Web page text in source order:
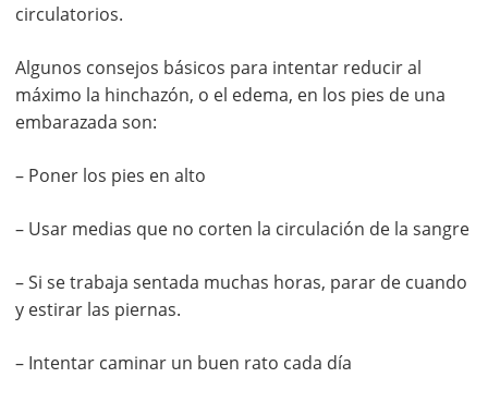
circulatorios.
Algunos consejos básicos para intentar reducir al
máximo la hinchazón, o el edema, en los pies de una
embarazada son:
– Poner los pies en alto
– Usar medias que no corten la circulación de la sangre
– Si se trabaja sentada muchas horas, parar de cuando
y estirar las piernas.
– Intentar caminar un buen rato cada día